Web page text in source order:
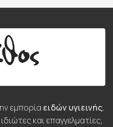
εμπορία ειδών υγιεινής,
και επαγγελματίες,